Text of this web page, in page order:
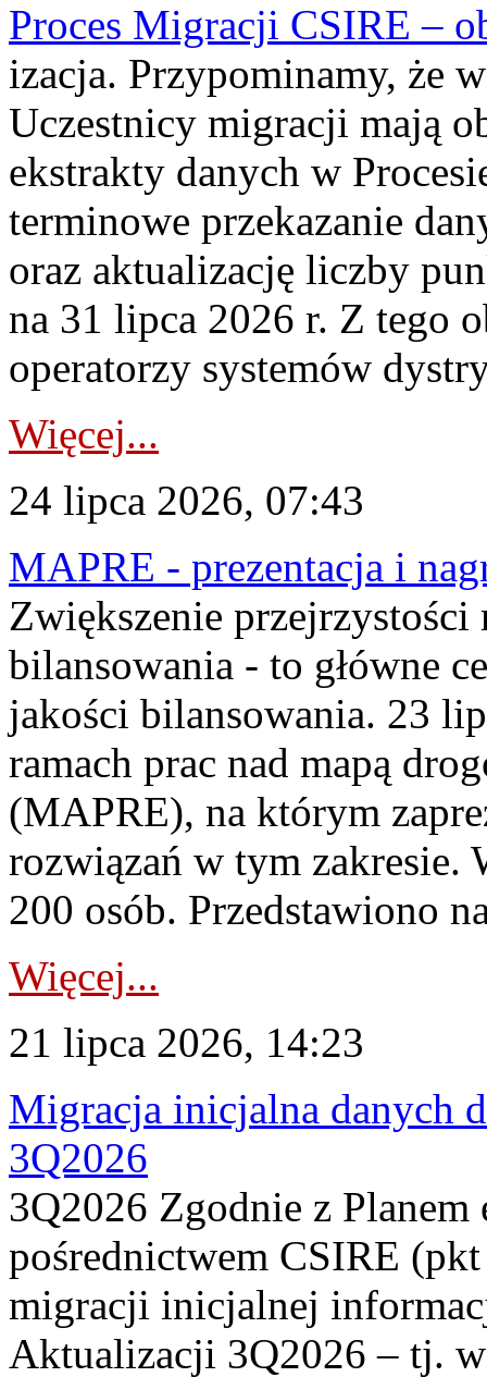
Proces Migracji CSIRE –
izacja. Przypominamy, że
Uczestnicy migracji mają
ekstrakty danych w
terminowe przekazanie
oraz aktualizację liczby
na 31 lipca 2026 r. Z tego
operatorzy systemów
Więcej...
24 lipca 2026, 07:43
MAPRE - prezentacja i
Zwiększenie
bilansowania - to główne
jakości bilansowania. 23
ramach prac nad mapą
(MAPRE), na którym
rozwiązań w tym zakresie.
200 osób. Przedstawiono
Więcej...
21 lipca 2026, 14:23
Migracja inicjalna danych
3Q2026
3Q2026 Zgodnie z
pośrednictwem CSIRE
migracji inicjalnej
Aktualizacji 3Q2026 – tj.